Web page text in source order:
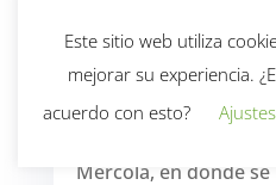
Si aún tienes dudas
que la alimentación
sobre la salud, te
interesante artículo
Mercola, en donde
Este sitio web utiliza
mejorar su experiencia.
acuerdo con esto?
Ajustes